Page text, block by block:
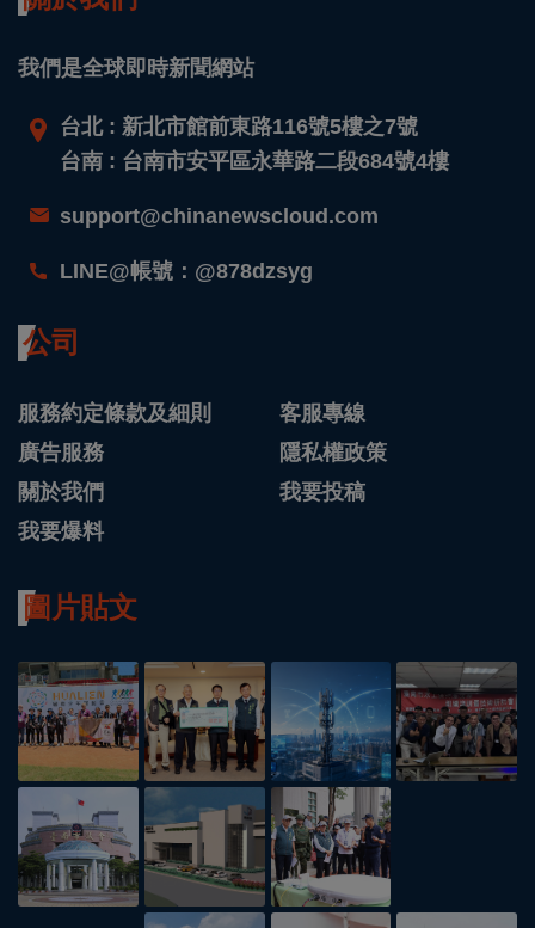
我們是全球即時新聞網站
台北 : 新北市館前東路116號5樓之7號
台南 : 台南市安平區永華路二段684號4樓
support@chinanewscloud.com
LINE@帳號：@878dzsyg
公司
服務約定條款及細則
客服專線
廣告服務
隱私權政策
關於我們
我要投稿
我要爆料
圖片貼文